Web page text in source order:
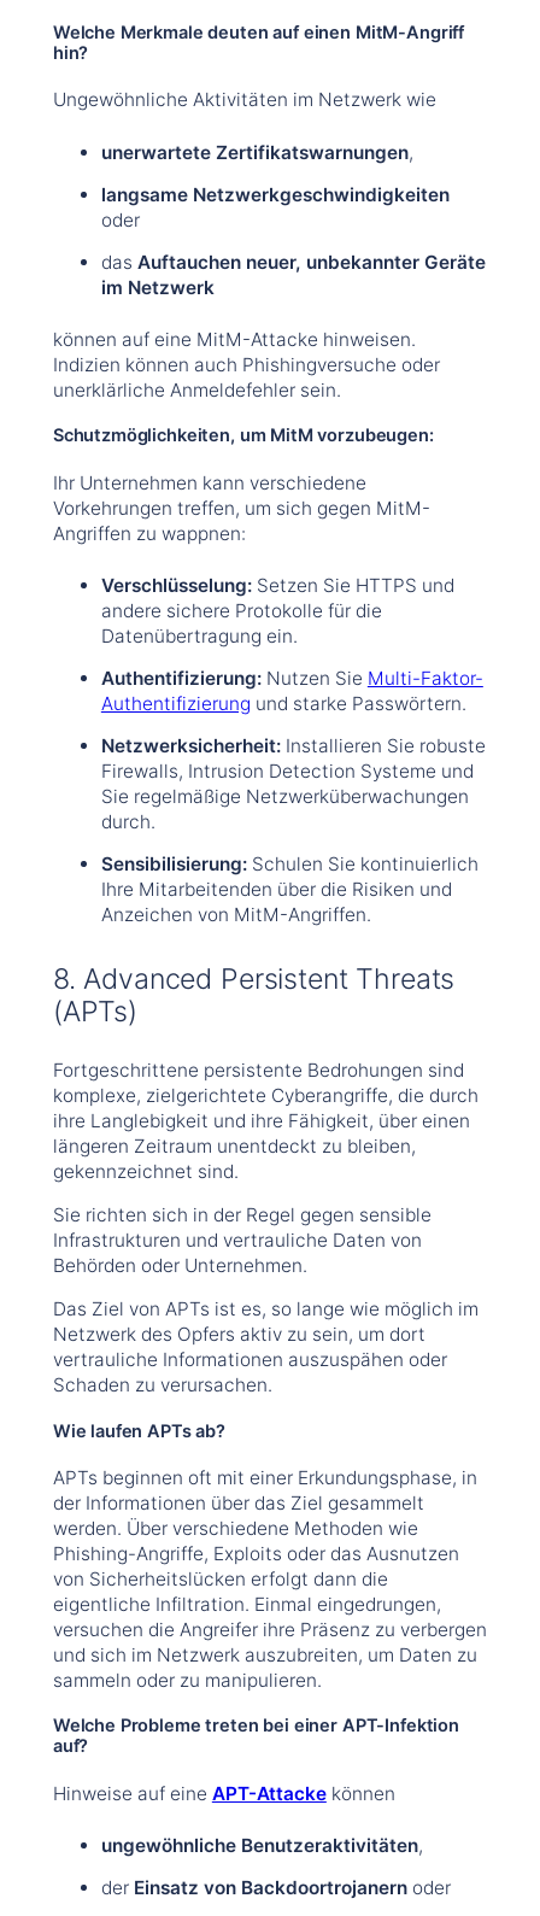
Welche Merkmale deuten auf einen MitM-Angriff
hin?
Ungewöhnliche Aktivitäten im Netzwerk wie
unerwartete Zertifikatswarnungen,
langsame Netzwerkgeschwindigkeiten
oder
das Auftauchen neuer, unbekannter Geräte
im Netzwerk
können auf eine MitM-Attacke hinweisen.
Indizien können auch Phishingversuche oder
unerklärliche Anmeldefehler sein.
Schutzmöglichkeiten, um MitM vorzubeugen:
Ihr Unternehmen kann verschiedene
Vorkehrungen treffen, um sich gegen MitM-
Angriffen zu wappnen:
Verschlüsselung:Setzen Sie HTTPS und
andere sichere Protokolle für die
Datenübertragung ein.
Authentifizierung:Nutzen Sie Multi-Faktor-
Authentifizierung und starke Passwörtern.
Netzwerksicherheit:Installieren Sie robuste
Firewalls, Intrusion Detection Systeme und
Sie regelmäßige Netzwerküberwachungen
durch.
Sensibilisierung:Schulen Sie kontinuierlich
Ihre Mitarbeitenden über die Risiken und
Anzeichen von MitM-Angriffen.
8. Advanced Persistent Threats
(APTs)
Fortgeschrittene persistente Bedrohungen sind
komplexe, zielgerichtete Cyberangriffe, die durch
ihre Langlebigkeit und ihre Fähigkeit, über einen
längeren Zeitraum unentdeckt zu bleiben,
gekennzeichnet sind.
Sie richten sich in der Regel gegen sensible
Infrastrukturen und vertrauliche Daten von
Behörden oder Unternehmen.
Das Ziel von APTs ist es, so lange wie möglich im
Netzwerk des Opfers aktiv zu sein, um dort
vertrauliche Informationen auszuspähen oder
Schaden zu verursachen.
Wie laufen APTs ab?
APTs beginnen oft mit einer Erkundungsphase, in
der Informationen über das Ziel gesammelt
werden. Über verschiedene Methoden wie
Phishing-Angriffe, Exploits oder das Ausnutzen
von Sicherheitslücken erfolgt dann die
eigentliche Infiltration. Einmal eingedrungen,
versuchen die Angreifer ihre Präsenz zu verbergen
und sich im Netzwerk auszubreiten, um Daten zu
sammeln oder zu manipulieren.
Welche Probleme treten bei einer APT-Infektion
auf?
Hinweise auf eine APT-Attackekönnen
ungewöhnliche Benutzeraktivitäten,
der Einsatz von Backdoortrojanernoder